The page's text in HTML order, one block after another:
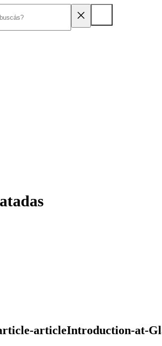
articleIntroduction-at-